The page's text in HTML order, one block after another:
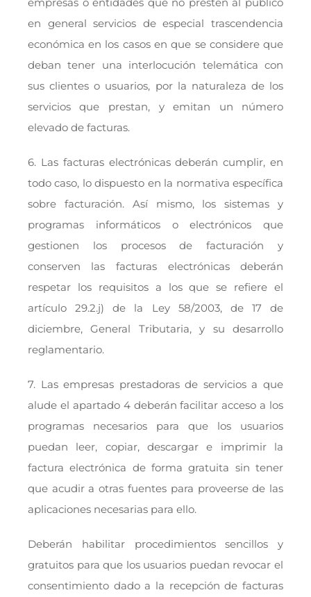
empresas o entidades que no presten al público
en general servicios de especial trascendencia
económica en los casos en que se considere que
deban tener una interlocución telemática con
sus clientes o usuarios, por la naturaleza de los
servicios que prestan, y emitan un número
elevado de facturas.
6. Las facturas electrónicas deberán cumplir, en
todo caso, lo dispuesto en la normativa específica
sobre facturación. Así mismo, los sistemas y
programas informáticos o electrónicos que
gestionen los procesos de facturación y
conserven las facturas electrónicas deberán
respetar los requisitos a los que se refiere el
artículo 29.2.j) de la Ley 58/2003, de 17 de
diciembre, General Tributaria, y su desarrollo
reglamentario.
7. Las empresas prestadoras de servicios a que
alude el apartado 4 deberán facilitar acceso a los
programas necesarios para que los usuarios
puedan leer, copiar, descargar e imprimir la
factura electrónica de forma gratuita sin tener
que acudir a otras fuentes para proveerse de las
aplicaciones necesarias para ello.
Deberán habilitar procedimientos sencillos y
gratuitos para que los usuarios puedan revocar el
consentimiento dado a la recepción de facturas